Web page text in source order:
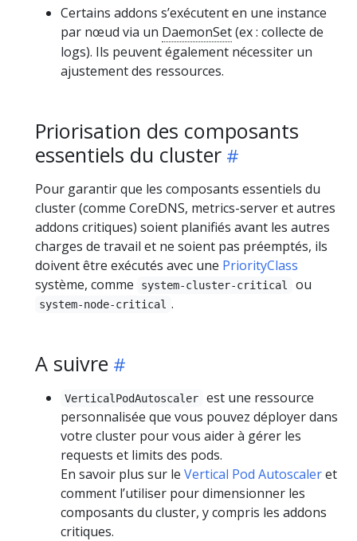
Certains addons s’exécutent en une instance
par nœud via un DaemonSet(ex : collecte de
logs). Ils peuvent également nécessiter un
ajustement des ressources.
Priorisation des composants
essentiels du cluster
Pour garantir que les composants essentiels du
cluster (comme CoreDNS, metrics-server et autres
addons critiques) soient planifiés avant les autres
charges de travail et ne soient pas préemptés, ils
doivent être exécutés avec une PriorityClass
système, comme
system-cluster-critical ou
system-node-critical .
A suivre
VerticalPodAutoscaler
est une ressource
personnalisée que vous pouvez déployer dans
votre cluster pour vous aider à gérer les
requests et limits des pods.
En savoir plus sur le Vertical Pod Autoscaleret
comment l’utiliser pour dimensionner les
composants du cluster, y compris les addons
critiques.